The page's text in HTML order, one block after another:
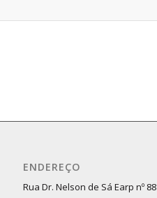
ENDEREÇO
Rua Dr. Nelson de Sá Earp nº 88